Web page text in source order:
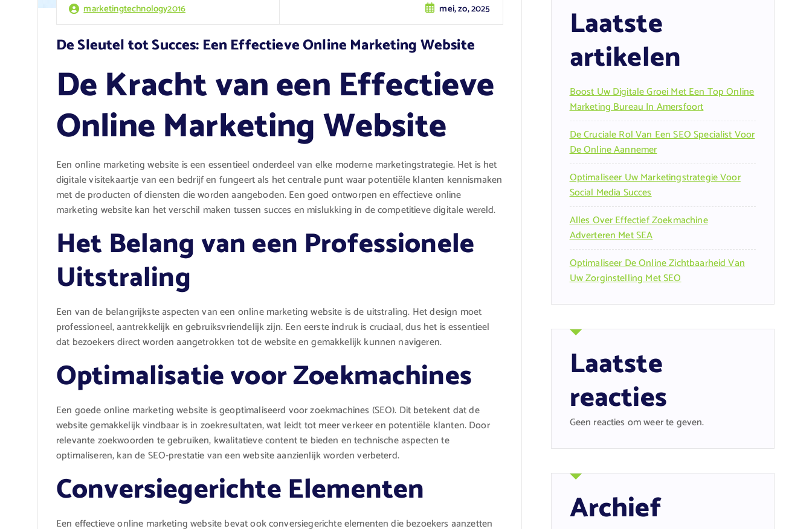
marketingtechnology2016 mei, zo, 2025
De Sleutel tot Succes: Een Effectieve Online Marketing Website
De Kracht van een Effectieve
Online Marketing Website
Een online marketing website is een essentieel onderdeel van elke moderne marketingstrategie. Het is het
digitale visitekaartje van een bedrijf en fungeert als het centrale punt waar potentiële klanten kennismaken
met de producten of diensten die worden aangeboden. Een goed ontworpen en effectieve online
marketing website kan het verschil maken tussen succes en mislukking in de competitieve digitale wereld.
Het Belang van een Professionele
Uitstraling
Een van de belangrijkste aspecten van een online marketing website is de uitstraling. Het design moet
professioneel, aantrekkelijk en gebruiksvriendelijk zijn. Een eerste indruk is cruciaal, dus het is essentieel
dat bezoekers direct worden aangetrokken tot de website en gemakkelijk kunnen navigeren.
Optimalisatie voor Zoekmachines
Een goede online marketing website is geoptimaliseerd voor zoekmachines (SEO). Dit betekent dat de
website gemakkelijk vindbaar is in zoekresultaten, wat leidt tot meer verkeer en potentiële klanten. Door
relevante zoekwoorden te gebruiken, kwalitatieve content te bieden en technische aspecten te
optimaliseren, kan de SEO-prestatie van een website aanzienlijk worden verbeterd.
Conversiegerichte Elementen
Een effectieve online marketing website bevat ook conversiegerichte elementen die bezoekers aanzetten
Laatste
artikelen
Boost Uw Digitale Groei Met Een Top Online
Marketing Bureau In Amersfoort
De Cruciale Rol Van Een SEO Specialist Voor
De Online Aannemer
Optimaliseer Uw Marketingstrategie Voor
Social Media Succes
Alles Over Effectief Zoekmachine
Adverteren Met SEA
Optimaliseer De Online Zichtbaarheid Van
Uw Zorginstelling Met SEO
Laatste
reacties
Geen reacties om weer te geven.
Archief